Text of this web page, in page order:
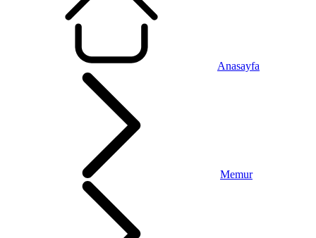
Anasayfa
Memur